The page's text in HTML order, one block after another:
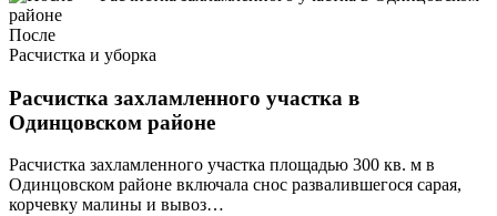
После
Расчистка и уборка
Расчистка захламленного участка в
Одинцовском районе
Расчистка захламленного участка площадью 300 кв. м в
Одинцовском районе включала снос развалившегося сарая,
корчевку малины и вывоз…